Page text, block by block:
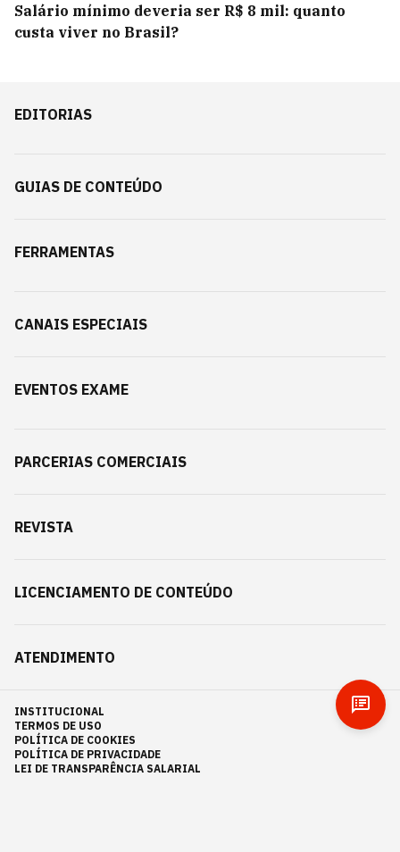
Salário mínimo deveria ser R$ 8 mil: quanto
custa viver no Brasil?
EDITORIAS
GUIAS DE CONTEÚDO
FERRAMENTAS
CANAIS ESPECIAIS
EVENTOS EXAME
PARCERIAS COMERCIAIS
REVISTA
LICENCIAMENTO DE CONTEÚDO
ATENDIMENTO
INSTITUCIONAL
TERMOS DE USO
POLÍTICA DE COOKIES
POLÍTICA DE PRIVACIDADE
LEI DE TRANSPARÊNCIA SALARIAL